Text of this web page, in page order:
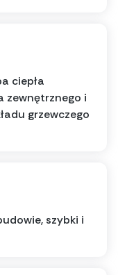
ciepła
zewnętrznego i
grzewczego
szybki i